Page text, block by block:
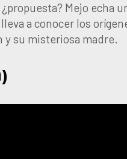
Mejo echa
a conocer los
y su misteriosa madre.